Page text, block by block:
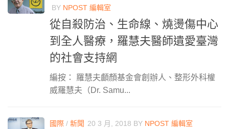
BY NPOST 編輯室
從自殺防治、生命線、燒燙傷中心
到全人醫療，羅慧夫醫師遺愛臺灣
的社會支持網
編按： 羅慧夫顱顏基金會創辦人、整形外科權
威羅慧夫（Dr. Samu...
國際 / 新聞 20 3 月, 2018 BY NPOST 編輯室